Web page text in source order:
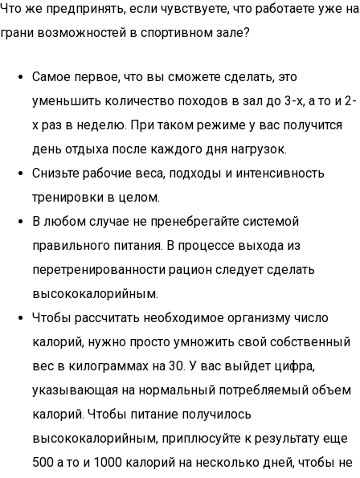
Что же предпринять, если чувствуете, что работаете уже на
грани возможностей в спортивном зале?
Самое первое, что вы сможете сделать, это
уменьшить количество походов в зал до 3-х, а то и 2-
х раз в неделю. При таком режиме у вас получится
день отдыха после каждого дня нагрузок.
Снизьте рабочие веса, подходы и интенсивность
тренировки в целом.
В любом случае не пренебрегайте системой
правильного питания. В процессе выхода из
перетренированности рацион следует сделать
высококалорийным.
Чтобы рассчитать необходимое организму число
калорий, нужно просто умножить свой собственный
вес в килограммах на 30. У вас выйдет цифра,
указывающая на нормальный потребляемый объем
калорий. Чтобы питание получилось
высококалорийным, приплюсуйте к результату еще
500 а то и 1000 калорий на несколько дней, чтобы не